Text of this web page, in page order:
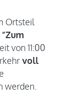
Ortsteil
“Zum
von 11:00
voll
werden.